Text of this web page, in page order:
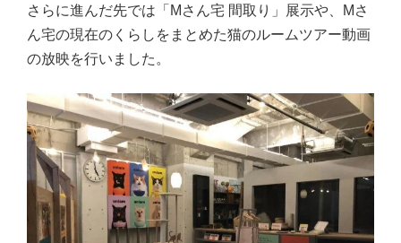
さらに進んだ先では「Mさん宅 間取り」展示や、Mさ
ん宅の現在のくらしをまとめた猫のルームツアー動画
の放映を行いました。